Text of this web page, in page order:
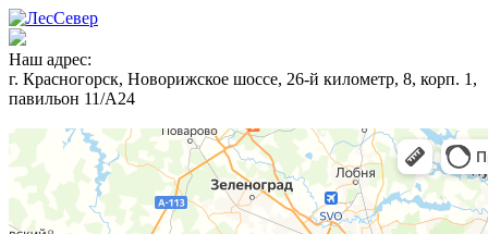
Наш адрес:
г. Красногорск, Новорижское шоссе, 26-й километр, 8, корп. 1,
павильон 11/А24